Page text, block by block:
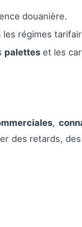
douanière.
les régimes
palettes et les
,
des retards,